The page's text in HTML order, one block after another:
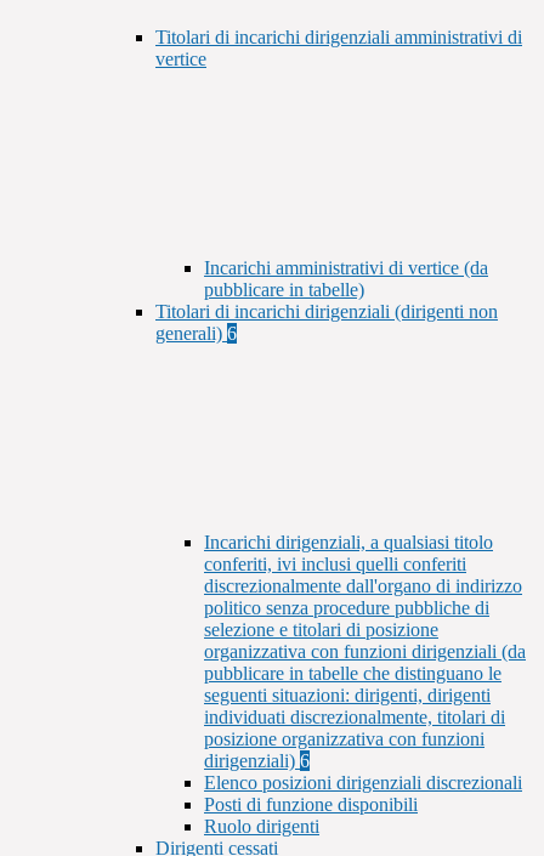
Titolari di incarichi dirigenziali amministrativi di
vertice
Incarichi amministrativi di vertice (da
pubblicare in tabelle)
Titolari di incarichi dirigenziali (dirigenti non
generali) 6
Incarichi dirigenziali, a qualsiasi titolo
conferiti, ivi inclusi quelli conferiti
discrezionalmente dall'organo di indirizzo
politico senza procedure pubbliche di
selezione e titolari di posizione
organizzativa con funzioni dirigenziali (da
pubblicare in tabelle che distinguano le
seguenti situazioni: dirigenti, dirigenti
individuati discrezionalmente, titolari di
posizione organizzativa con funzioni
dirigenziali) 6
Elenco posizioni dirigenziali discrezionali
Posti di funzione disponibili
Ruolo dirigenti
Dirigenti cessati